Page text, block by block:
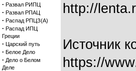
· Развал РИПЦ
· Развал РПАЦ
· Распад РПЦЗ(А)
· Распад ИПЦ
Греции
· Царский путь
· Белое Дело
· Дело о Белом
Деле
http://
Источник
https://